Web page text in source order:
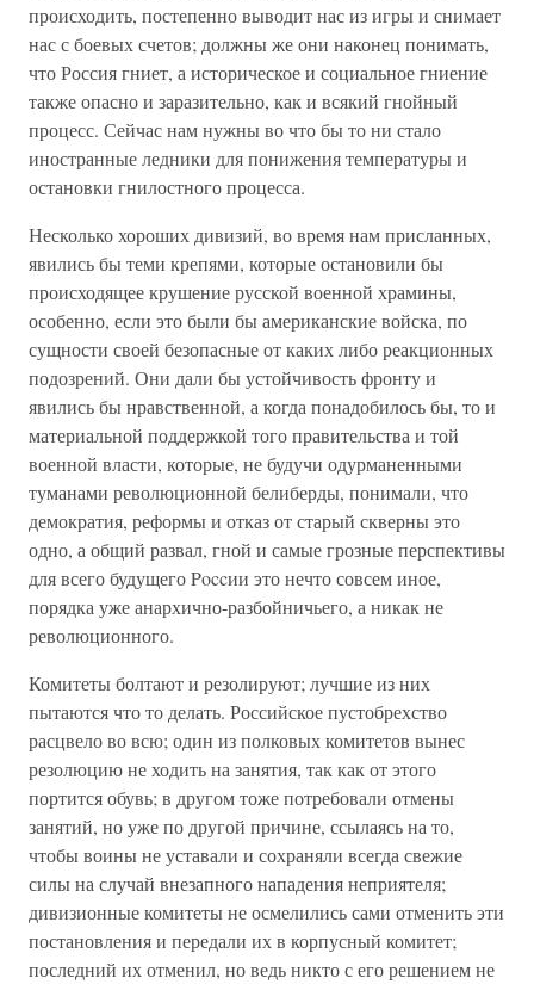
происходить, постепенно выводит нас из игры и снимает
нас с боевых счетов; должны же они наконец понимать,
что Россия гниет, а историческое и социальное гниение
также опасно и заразительно, как и всякий гнойный
процесс. Сейчас нам нужны во что бы то ни стало
иностранные ледники для понижения температуры и
остановки гнилостного процесса.
Несколько хороших дивизий, во время нам присланных,
явились бы теми крепями, которые остановили бы
происходящее крушение русской военной храмины,
особенно, если это были бы американские войска, по
сущности своей безопасные от каких либо реакционных
подозрений. Они дали бы устойчивость фронту и
явились бы нравственной, а когда понадобилось бы, то и
материальной поддержкой того правительства и той
военной власти, которые, не будучи одурманенными
туманами революционной белиберды, понимали, что
демократия, реформы и отказ от старый скверны это
одно, а общий развал, гной и самые грозные перспективы
для всего будущего Poccии это нечто совсем иное,
порядка уже анархично-разбойничьего, а никак не
революционного.
Комитеты болтают и резолируют; лучшие из них
пытаются что то делать. Российское пустобрехство
расцвело во всю; один из полковых комитетов вынес
резолюцию не ходить на занятия, так как от этого
портится обувь; в другом тоже потребовали отмены
занятий, но уже по другой причине, ссылаясь на то,
чтобы воины не уставали и сохраняли всегда свежие
силы на случай внезапного нападения неприятеля;
дивизионные комитеты не осмелились сами отменить эти
постановления и передали их в корпусный комитет;
последний их отменил, но ведь никто с его решением не